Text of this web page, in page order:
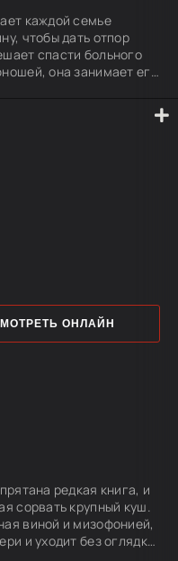
каждой семье
чтобы дать отпор
спасти больного
она занимает его
меняет Мулан
народа, становится
семьи.
редкая книга, и
сорвать крупный куш.
виной и мизофонией,
и уходит без оглядки.
ОНЛАЙН